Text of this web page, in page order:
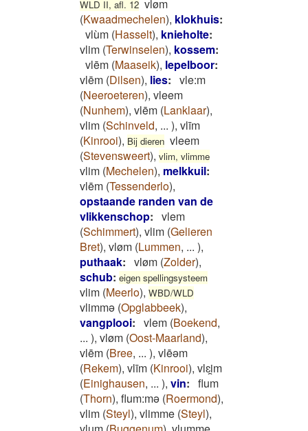
WLD II, afl. 12 vløm
(Kwaadmechelen), klokhuis:
vlùm (Hasselt), knieholte:
vlim (Terwinselen), kossem:
vlēm (Maaseik), lepelboor:
vlēm (Dilsen), lies: vle:m
(Neeroeteren), vleem
(Nunhem), vlēm (Lanklaar),
vlim (Schinveld, ... ), vlīm
(Kinrooi), Bij dieren vleem
(Stevensweert), vlim, vlimme
vlim (Mechelen), melkkuil:
vlēm (Tessenderlo),
opstaande randen van de
vlikkenschop: vlem
(Schimmert), vlim (Gelieren
Bret), vløm (Lummen, ... ),
puthaak: vløm (Zolder),
schub: eigen spellingsysteem
vlim (Meerlo), WBD/WLD
vlimmə (Opglabbeek),
vangplooi: vlem (Boekend,
... ), vløm (Oost-Maarland),
vlēm (Bree, ... ), vlēǝm
(Rekem), vlīm (Kinrooi), vlɛi̯m
(Einighausen, ... ), vin: flum
(Thorn), flum:mə (Roermond),
vlim (Steyl), vlimme (Steyl),